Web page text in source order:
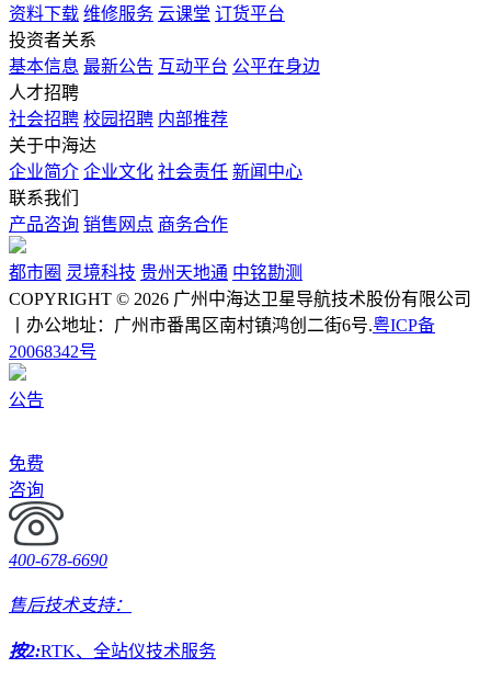
资料下载 维修服务 云课堂 订货平台
投资者关系
基本信息 最新公告 互动平台 公平在身边
人才招聘
社会招聘 校园招聘 内部推荐
关于中海达
企业简介 企业文化 社会责任 新闻中心
联系我们
产品咨询 销售网点 商务合作
都市圈 灵境科技 贵州天地通 中铭勘测
COPYRIGHT © 2026 广州中海达卫星导航技术股份有限公司
丨办公地址：广州市番禺区南村镇鸿创二街6号.粤ICP备
20068342号
公告
免费
咨询
400-678-6690
售后技术支持：
按2:RTK、全站仪技术服务